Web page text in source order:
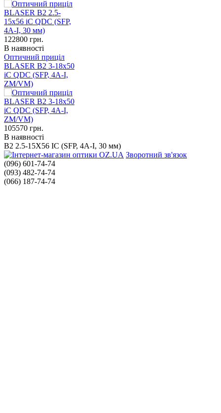
122800 грн.
В наявності
Оптичний приціл
BLASER B2 3-18x50
iC QDC (SFP, 4А-I,
ZM/VM)
105570 грн.
В наявності
B2 2.5-15X56 IC (SFP, 4А-I, 30 мм)
Зворотний зв'язок
(096) 601-74-74
(093) 482-74-74
(066) 187-74-74